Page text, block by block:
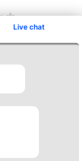
Live chat